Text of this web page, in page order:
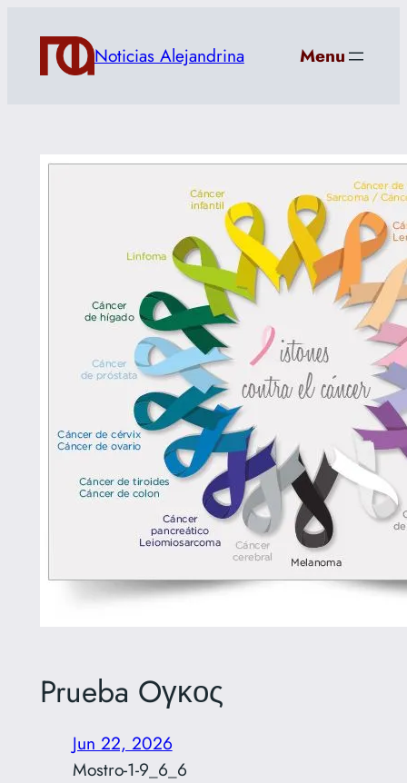
contenido
Noticias Alejandrina Menu
Prueba Oγκος
Jun 22, 2026
Mostro-1-9_6_6